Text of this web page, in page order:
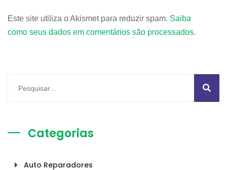
Este site utiliza o Akismet para reduzir spam. Saiba
como seus dados em comentários são processados.
Categorias
Auto Reparadores